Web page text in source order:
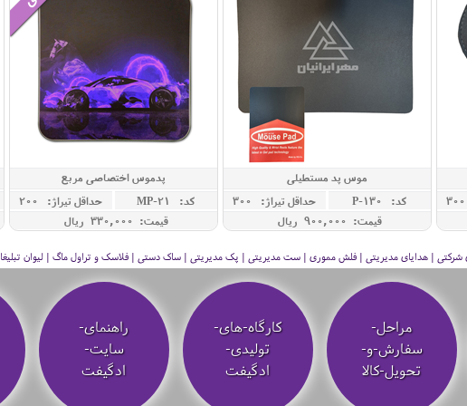
موس پد مستطیلی
کد: P-130
حداقل تيراژ: 300
قیمت: 900,000 ريال
پدموس اختصاصی مربع
کد: MP-21
حداقل تيراژ: 200
قیمت: 330,000 ريال
شرکتی | هدایای مدیریتی | فلش مموری | ست مدیریتی | پک مدیریتی | ساک دستی | فلاسک و تراول ماگ | لیوان
مراحل-
سفارش-و-
تحویل-کالا
کارگاه-های-
تولیدی-
ادگیفت
راهنمای-
سایت-
ادگیفت